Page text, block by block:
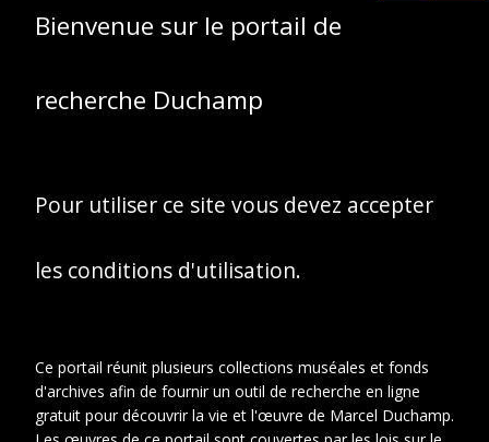
Dessin réalisé
Bienvenue sur le portail de
recherche Duchamp
Pour utiliser ce site vous devez accepter
les conditions d'utilisation.
Ce portail réunit plusieurs collections muséales et fonds
d'archives afin de fournir un outil de recherche en ligne
gratuit pour découvrir la vie et l'œuvre de Marcel Duchamp.